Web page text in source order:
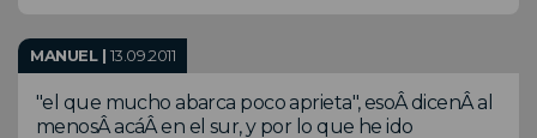
MANUEL | 13.09.2011
"el que mucho abarca poco aprieta", esoÂ dicenÂ al
menosÂ acáÂ en el sur, y por lo que he ido